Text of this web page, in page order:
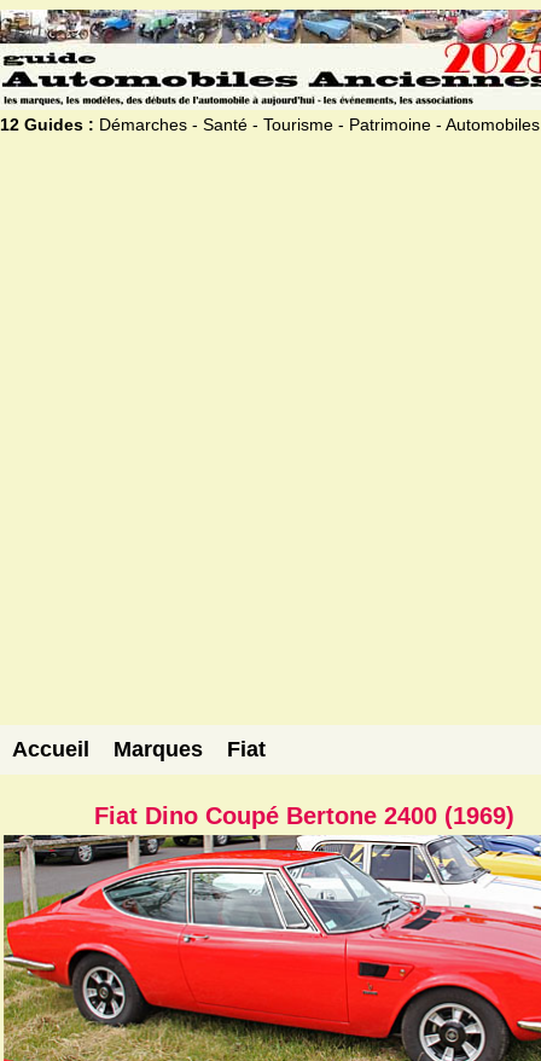
12 Guides : Démarches - Santé - Tourisme - Patrimoine - Automobiles
Accueil Marques Fiat
Fiat Dino Coupé Bertone 2400 (1969)